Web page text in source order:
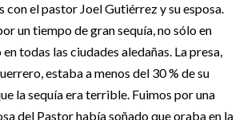
con el pastor Joel Gutiérrez y su esposa.
un tiempo de gran sequía, no sólo en
todas las ciudades aledañas. La presa,
estaba a menos del 30 % de su
la sequía era terrible. Fuimos por una
del Pastor había soñado que oraba en la